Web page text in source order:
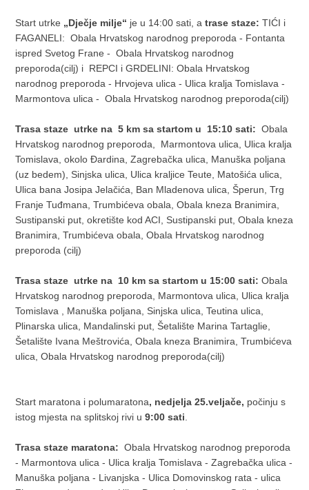
Start utrke „Dječje milje“ je u 14:00 sati, atrase staze:TIĆI i
FAGANELI: Obala Hrvatskog narodnog preporoda - Fontanta
ispred Svetog Frane - Obala Hrvatskog narodnog
preporoda(cilj) i REPCI i GRDELINI: Obala Hrvatskog
narodnog preporoda - Hrvojeva ulica - Ulica kralja Tomislava -
Marmontova ulica - Obala Hrvatskog narodnog preporoda(cilj)
Trasa staze utrke na 5 km sa startom u 15:10 sati:Obala
Hrvatskog narodnog preporoda, Marmontova ulica, Ulica kralja
Tomislava, okolo Đardina, Zagrebačka ulica, Manuška poljana
(uz bedem), Sinjska ulica, Ulica kraljice Teute, Matošića ulica,
Ulica bana Josipa Jelačića, Ban Mladenova ulica, Šperun, Trg
Franje Tuđmana, Trumbićeva obala, Obala kneza Branimira,
Sustipanski put, okretište kod ACI, Sustipanski put, Obala kneza
Branimira, Trumbićeva obala, Obala Hrvatskog narodnog
preporoda (cilj)
Trasa staze utrke na 10 km sa startom u 15:00 sati: Obala
Hrvatskog narodnog preporoda, Marmontova ulica, Ulica kralja
Tomislava , Manuška poljana, Sinjska ulica, Teutina ulica,
Plinarska ulica, Mandalinski put, Šetalište Marina Tartaglie,
Šetalište Ivana Meštrovića, Obala kneza Branimira, Trumbićeva
ulica, Obala Hrvatskog narodnog preporoda(cilj)
Start maratona i polumaratona, nedjelja 25.veljače, počinju s
istog mjesta na splitskoj rivi u9:00 sati
Trasa staze maratona: Obala Hrvatskog narodnog preporoda
- Marmontova ulica - Ulica kralja Tomislava - Zagrebačka ulica -
Manuška poljana - Livanjska - Ulica Domovinskog rata - ulica